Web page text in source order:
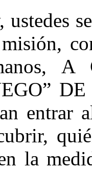
ustedes
A
entrar
la